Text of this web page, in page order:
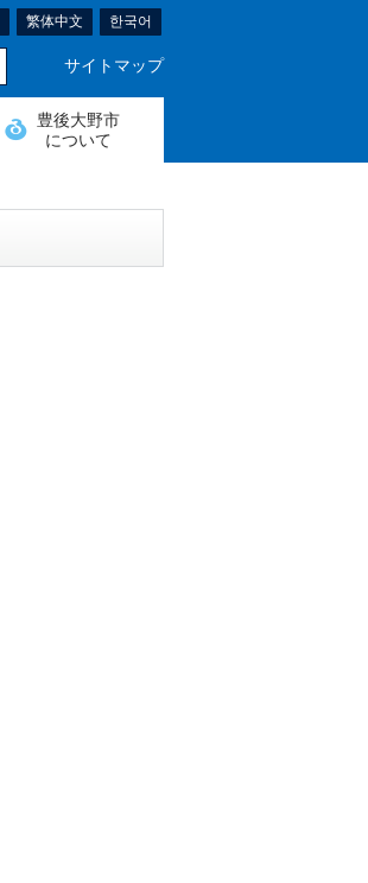
繁体中文 한국어
サイトマップ
豊後大野市
について